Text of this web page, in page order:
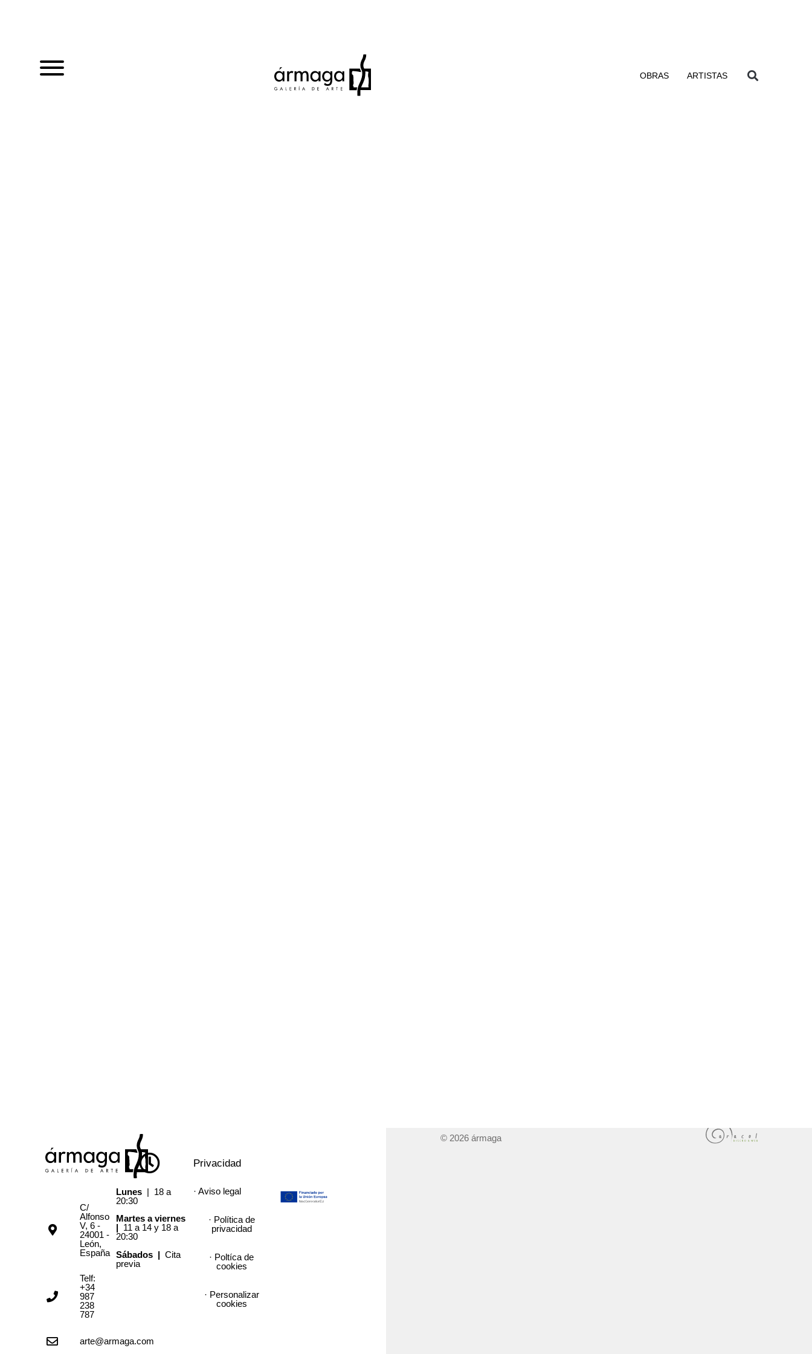
OBRAS ARTISTAS
C/
Alfonso
V, 6 -
24001 -
León,
España
Telf:
+34
987
238
787
arte@armaga.com
Lunes | 18 a
20:30
Martes a viernes
| 11 a 14 y 18 a
20:30
Sábados |Cita
previa
Privacidad
· Aviso legal
· Política de
privacidad
· Poltíca de
cookies
· Personalizar
cookies
© 2026 ármaga